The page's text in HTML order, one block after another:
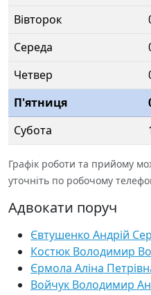
Вівторок
Середа
Четвер
П'ятниця
Субота
Графік роботи та прийому
уточніть по робочому
Адвокати поруч
Євтушенко Андрій
Костюк Володимир
Єрмола Аліна
Войчук Володимир